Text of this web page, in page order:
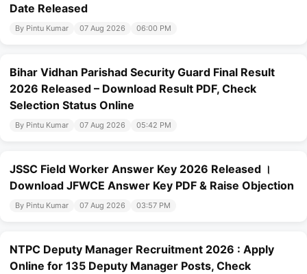
Date Released
By Pintu Kumar 07 Aug 2026 06:00 PM
Bihar Vidhan Parishad Security Guard Final Result
2026 Released – Download Result PDF, Check
Selection Status Online
By Pintu Kumar 07 Aug 2026 05:42 PM
JSSC Field Worker Answer Key 2026 Released ।
Download JFWCE Answer Key PDF & Raise Objection
By Pintu Kumar 07 Aug 2026 03:57 PM
NTPC Deputy Manager Recruitment 2026 : Apply
Online for 135 Deputy Manager Posts, Check